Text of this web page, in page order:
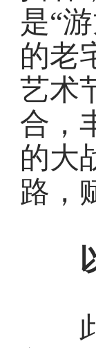
是“
的老
艺术
合，
的大
路，
以
此